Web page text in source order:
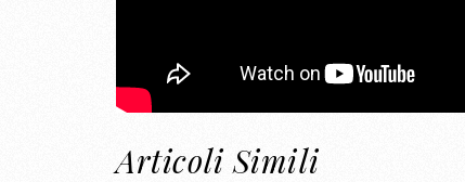
Articoli Simili